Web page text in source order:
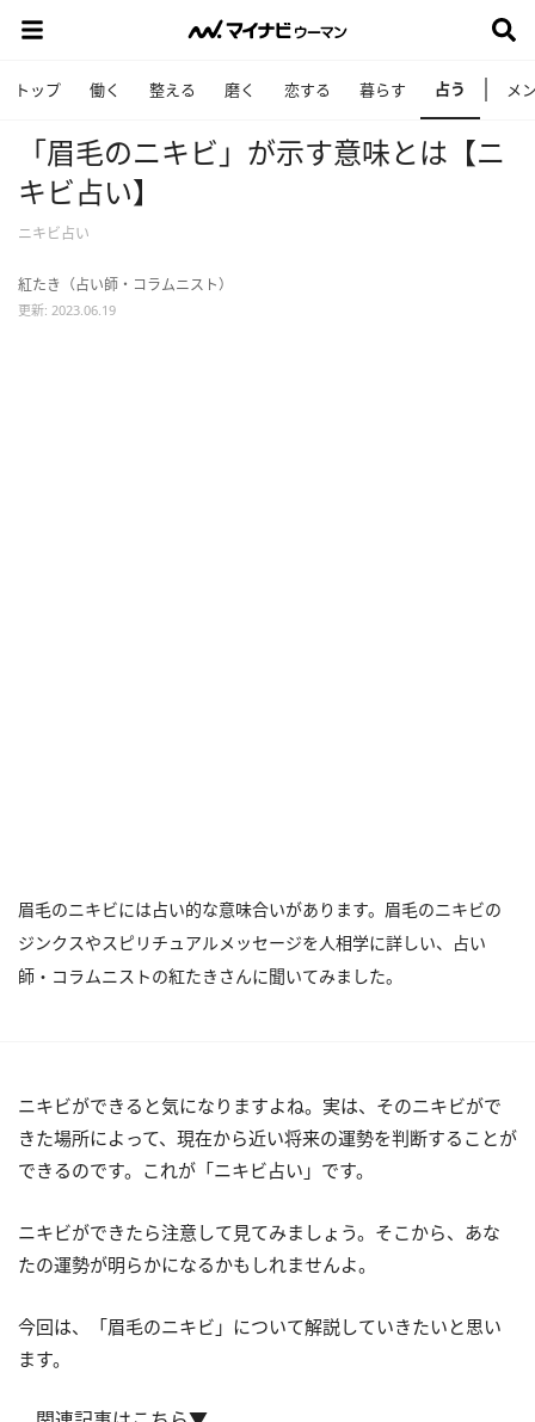
トップ 働く 整える 磨く 恋する 暮らす 占う メ
「眉毛のニキビ」が示す意味とは【ニ
キビ占い】
ニキビ占い
紅たき（占い師・コラムニスト）
更新: 2023.06.19
眉毛のニキビには占い的な意味合いがあります。眉毛のニキビの
ジンクスやスピリチュアルメッセージを人相学に詳しい、占い
師・コラムニストの紅たきさんに聞いてみました。
ニキビができると気になりますよね。実は、そのニキビがで
きた場所によって、現在から近い将来の運勢を判断することが
できるのです。これが「ニキビ占い」です。
ニキビができたら注意して見てみましょう。そこから、あな
たの運勢が明らかになるかもしれませんよ。
今回は、「眉毛のニキビ」について解説していきたいと思い
ます。